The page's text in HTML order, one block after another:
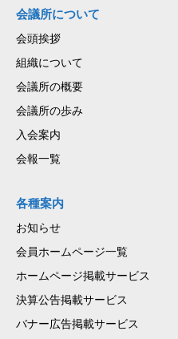
会議所について
会頭挨拶
組織について
会議所の概要
会議所の歩み
入会案内
会報一覧
各種案内
お知らせ
会員ホームページ一覧
ホームページ掲載サービス
決算公告掲載サービス
バナー広告掲載サービス